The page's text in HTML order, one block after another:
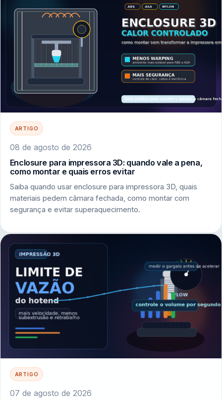
ARTIGO
08 de agosto de 2026
Enclosure para impressora 3D: quando vale a pena,
como montar e quais erros evitar
Saiba quando usar enclosure para impressora 3D, quais
materiais pedem câmara fechada, como montar com
segurança e evitar superaquecimento.
ARTIGO
07 de agosto de 2026